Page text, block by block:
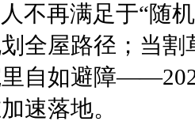
不再满足于“随
全屋路径；当割
自如避障
速落地。